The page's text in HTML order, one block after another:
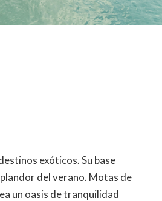
exóticos. Su base
del verano. Motas de
un oasis de tranquilidad